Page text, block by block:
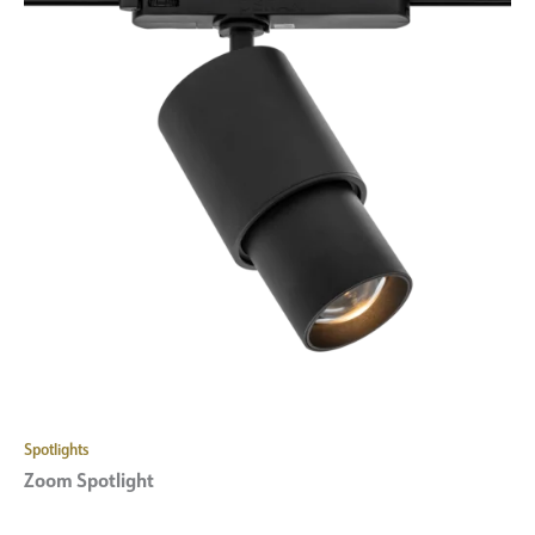
Spotlights
Zoom Spotlight